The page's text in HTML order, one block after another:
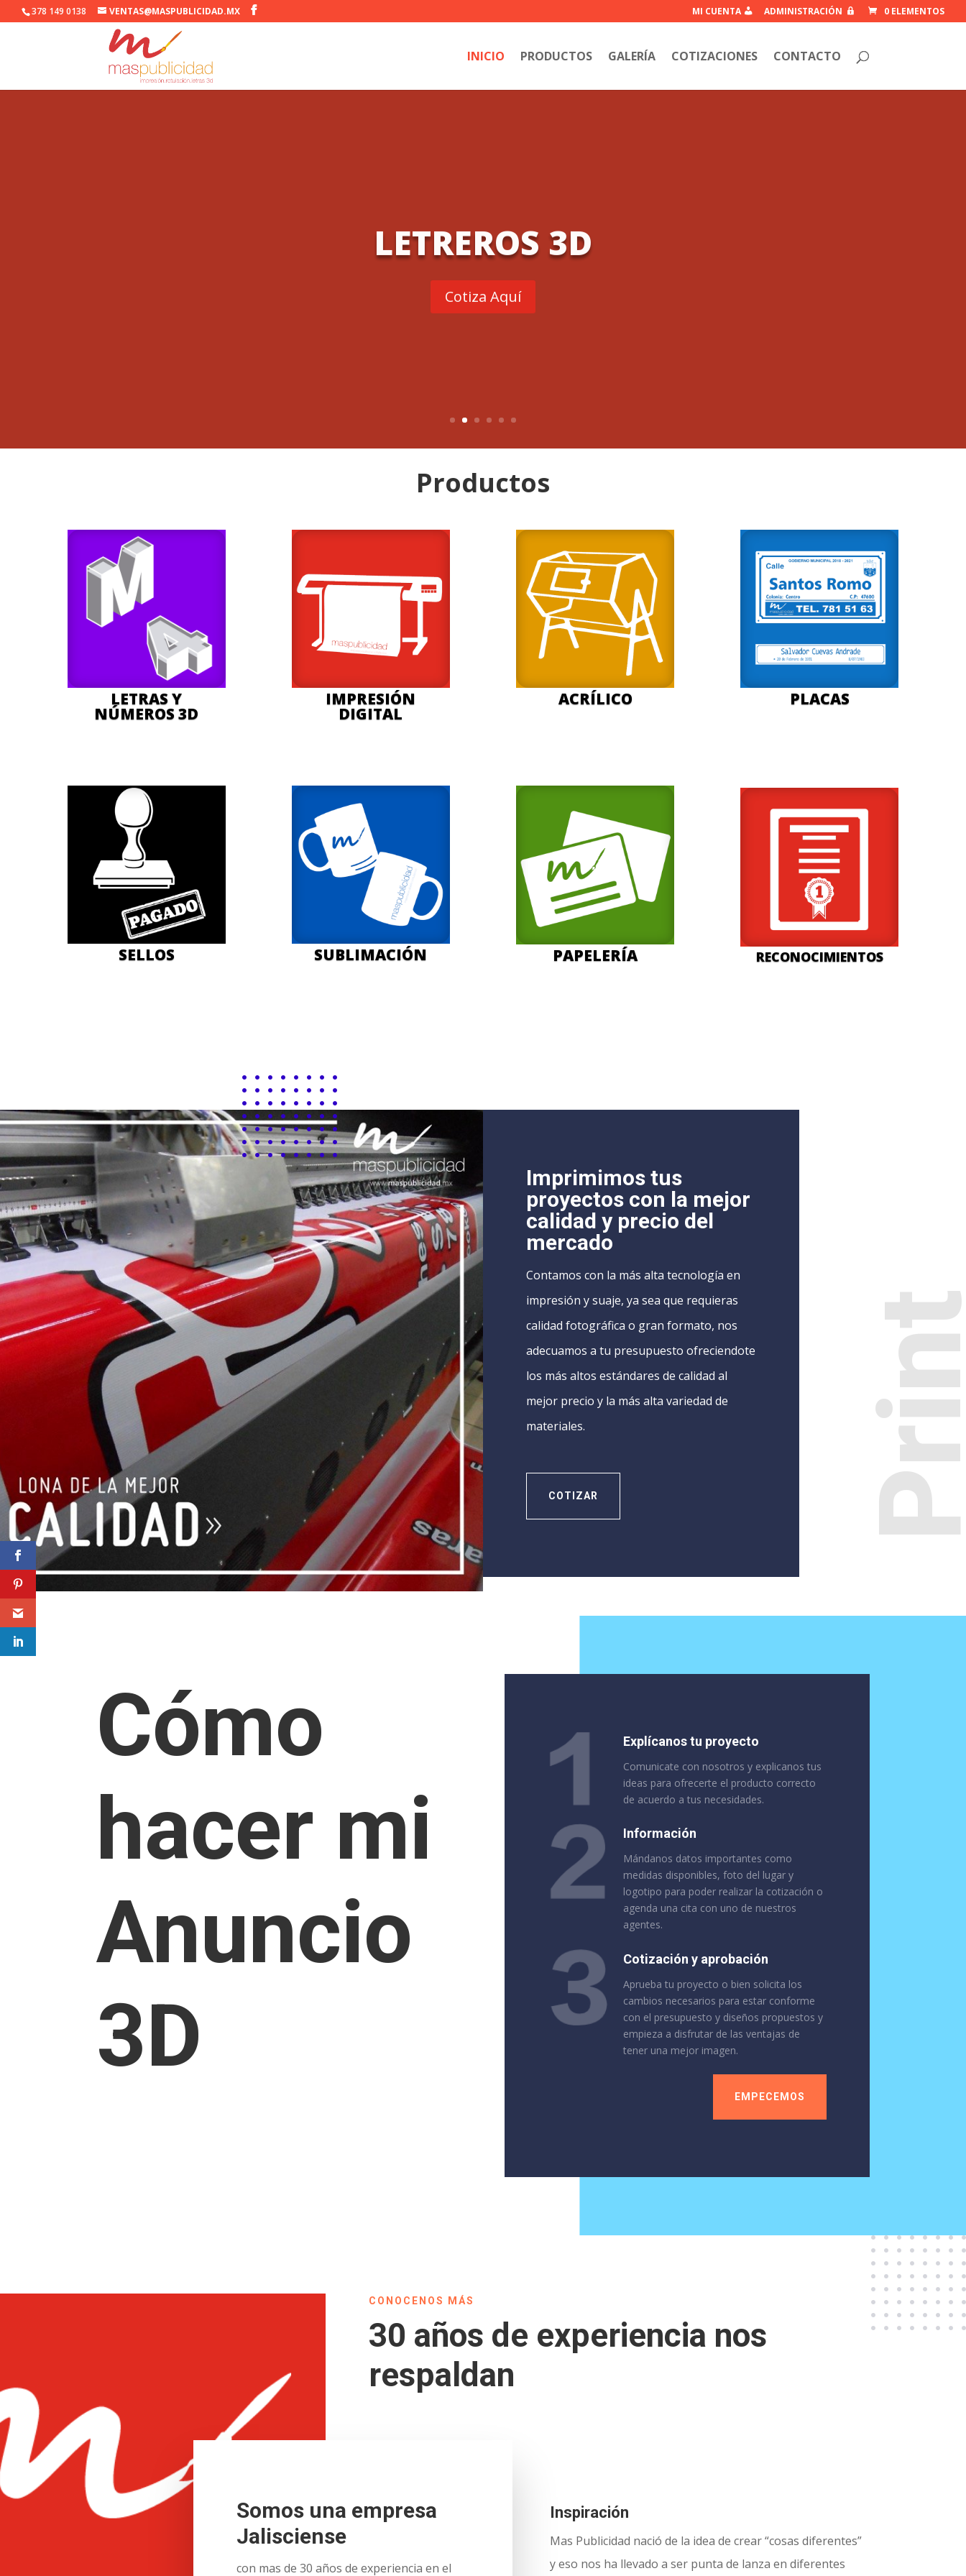
378 149 0138 VENTAS@MASPUBLICIDAD.MX MI CUENTA ADMINISTRACIÓN 0 ELEMENTOS
INICIO PRODUCTOS GALERÍA COTIZACIONES CONTACTO
LETREROS 3D
Cotiza Aquí
Productos
LETRAS Y
NÚMEROS 3D
SELLOS
IMPRESIÓN
DIGITAL
SUBLIMACIÓN
ACRÍLICO
PAPELERÍA
PLACAS
RECONOCIMIENTOS
Imprimimos tus
proyectos con la mejor
calidad y precio del
mercado
Contamos con la más alta tecnología en
impresión y suaje, ya sea que requieras
calidad fotográfica o gran formato, nos
adecuamos a tu presupuesto ofreciendote
los más altos estándares de calidad al
mejor precio y la más alta variedad de
materiales.
COTIZAR
Cómo
hacer mi
Anuncio
3D
Explícanos tu proyecto
Comunicate con nosotros y explicanos tus
ideas para ofrecerte el producto correcto
de acuerdo a tus necesidades.
Información
Mándanos datos importantes como
medidas disponibles, foto del lugar y
logotipo para poder realizar la cotización o
agenda una cita con uno de nuestros
agentes.
Cotización y aprobación
Aprueba tu proyecto o bien solicita los
cambios necesarios para estar conforme
con el presupuesto y diseños propuestos y
empieza a disfrutar de las ventajas de
tener una mejor imagen.
EMPECEMOS
CONOCENOS MÁS
30 años de experiencia nos
respaldan
Somos una empresa
Jalisciense
con mas de 30 años de experiencia en el
Inspiración
Mas Publicidad nació de la idea de crear “cosas diferentes”
y eso nos ha llevado a ser punta de lanza en diferentes